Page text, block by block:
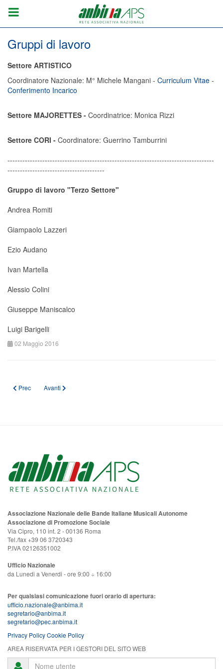
Gruppi di lavoro
Settore ARTISTICO
Coordinatore Nazionale: M° Michele Mangani - Curriculum Vitae -
Conferimento Incarico
Settore MAJORETTES - Coordinatrice: Monica Rizzi
Settore CORI - Coordinatore: Guerrino Tamburrini
-----------------------------------------------------------------------------------
---------------------------------------
Gruppo di lavoro "Terzo Settore"
Andrea Romiti
Giampaolo Lazzeri
Ezio Audano
Ivan Martella
Alessio Colini
Giuseppe Maniscalco
Luigi Barigelli
02 Maggio 2016
Articolo precedente: Coordinamenti Territoriali
Prec Articolo successivo: Associazione
Avanti
Associazione Nazionale delle Bande Italiane Musicali Autonome
Associazione di Promozione Sociale
Via Cipro, 110 int. 2 - 00136 Roma
Tel./fax +39 06 3720343
P.IVA 02126351002
Ufficio Nazionale
da Lunedi a Venerdi - ore 9:00 ÷ 16:00
Per qualsiasi comunicazione fuori orario di apertura:
ufficio.nazionale@anbima.it
segretario@anbima.it
segretario@pec.anbima.it
Privacy PolicyCookie Policy
AREA RISERVATA PER I GESTORI DEL SITO WEB